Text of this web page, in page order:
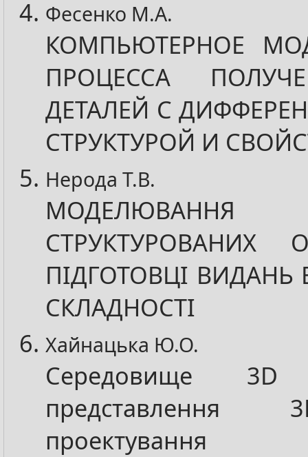
Фесенко М.А.
КОМПЬЮТЕРНОЕ
ПРОЦЕССА
ДЕТАЛЕЙ С
СТРУКТУРОЙ И
Нерода Т.В.
МОДЕЛЮВАННЯ
СТРУКТУРОВАНИХ
ПІДГОТОВЦІ ВИДАНЬ
СКЛАДНОСТІ
Хайнацька Ю.О.
Середовище
представлення
проектування